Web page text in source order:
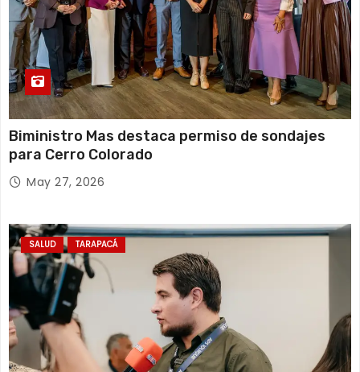
Biministro Mas destaca permiso de sondajes
para Cerro Colorado
May 27, 2026
SALUD TARAPACÁ